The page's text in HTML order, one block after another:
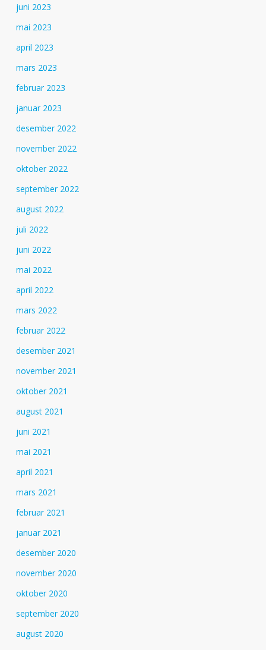
juni 2023
mai 2023
april 2023
mars 2023
februar 2023
januar 2023
desember 2022
november 2022
oktober 2022
september 2022
august 2022
juli 2022
juni 2022
mai 2022
april 2022
mars 2022
februar 2022
desember 2021
november 2021
oktober 2021
august 2021
juni 2021
mai 2021
april 2021
mars 2021
februar 2021
januar 2021
desember 2020
november 2020
oktober 2020
september 2020
august 2020